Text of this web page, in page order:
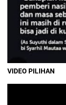
VIDEO PILIHAN